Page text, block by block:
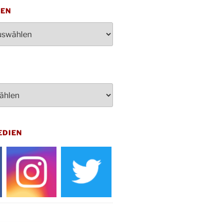
von 16-20 Uhr
18:30 Uhr
im Ev. Gemeindehaus von 14-
des Honterus Chors im
um 19:00 Uhr
im Ev. Gemeindehaus von